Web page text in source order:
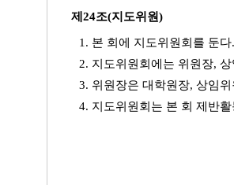
제24조(지도위원)
1. 본 회에 지도위원회를 둔다.
2. 지도위원회에는 위원장,
3. 위원장은 대학원장, 상임
4. 지도위원회는 본 회 제반